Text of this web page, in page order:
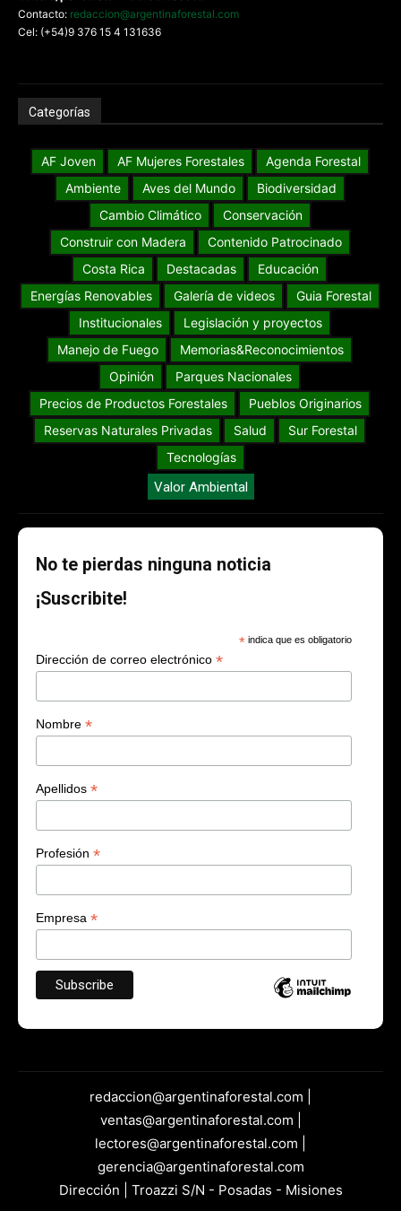
Contacto: redaccion@argentinaforestal.com
Cel: (+54)9 376 15 4 131636
Categorías
AF Joven AF Mujeres Forestales
Agenda Forestal
Ambiente
Aves del Mundo
Biodiversidad
Cambio Climático
Conservación
Construir con Madera
Contenido Patrocinado
Costa Rica
Destacadas
Educación
Energías Renovables
Galería de videos
Guia Forestal
Institucionales
Legislación y proyectos
Manejo de Fuego
Memorias&Reconocimientos
Opinión
Parques Nacionales
Precios de Productos Forestales
Pueblos Originarios
Reservas Naturales Privadas
Salud
Sur Forestal
Tecnologías
Valor Ambiental
No te pierdas ninguna noticia
¡Suscribite!
* indica que es obligatorio
Dirección de correo electrónico *
Nombre *
Apellidos *
Profesión *
Empresa *
redaccion@argentinaforestal.com |
ventas@argentinaforestal.com |
lectores@argentinaforestal.com |
gerencia@argentinaforestal.com
Dirección | Troazzi S/N - Posadas - Misiones